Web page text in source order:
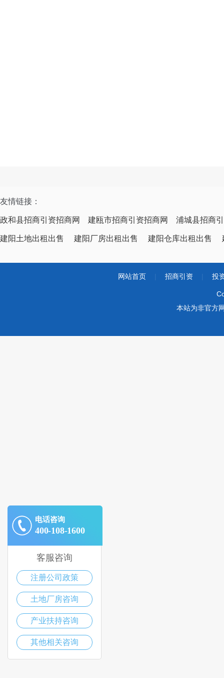
友情链接：
政和县招商引资招商网 建瓯市招商引资招商网 浦城县招商
建阳土地出租出售 建阳厂房出租出售 建阳仓库出租出售
网站首页 招商引资 投
本站为非官方
电话咨询
400-108-1600
客服咨询
注册公司政策
土地厂房咨询
产业扶持咨询
其他相关咨询